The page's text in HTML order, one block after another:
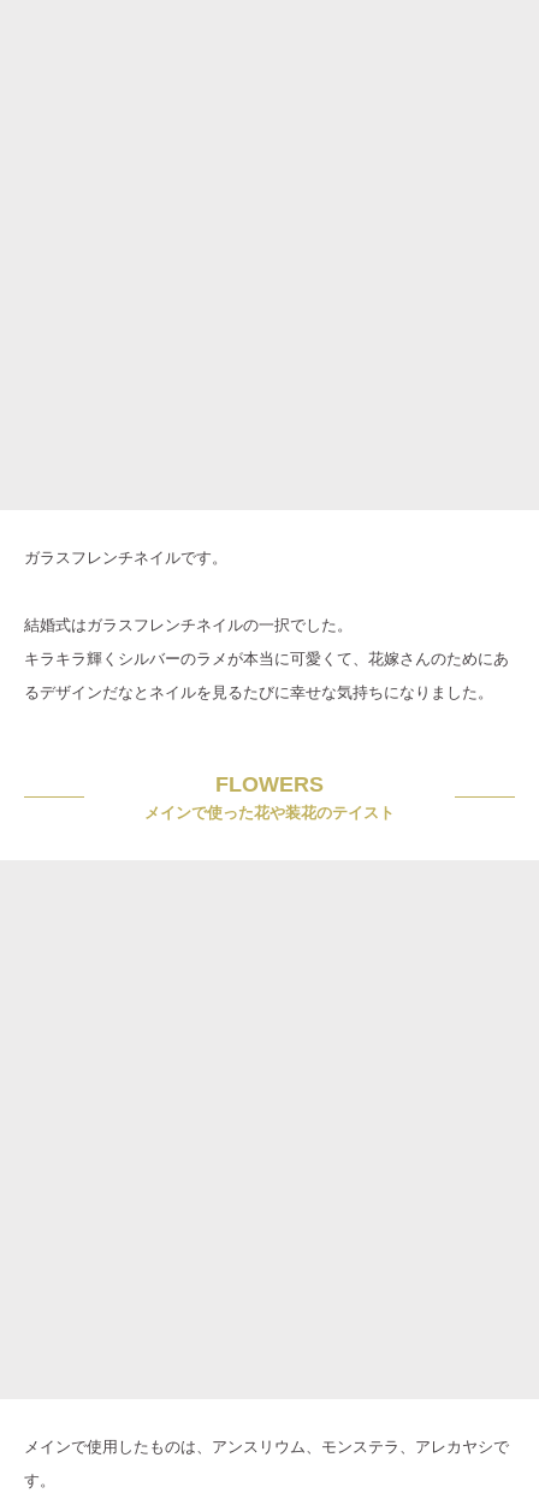
ガラスフレンチネイルです。
結婚式はガラスフレンチネイルの一択でした。
キラキラ輝くシルバーのラメが本当に可愛くて、花嫁さんのためにあ
るデザインだなとネイルを見るたびに幸せな気持ちになりました。
FLOWERS
メインで使った花や装花のテイスト
メインで使用したものは、アンスリウム、モンステラ、アレカヤシで
す。